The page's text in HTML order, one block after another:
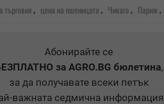
търговия, цена на пшеницата, Чикаго, Париж,
Абонирайте се
за AGRO.BG бюлетина,
за да получавате всеки петък
важната седмична